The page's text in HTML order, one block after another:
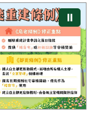
⏸
》及《都市更新條